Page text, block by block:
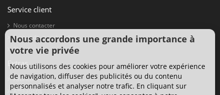
Service client
Nous contacter
Retour de marchandise
Plan du site
Extras
Fabricants
Affiliations
Nous accordons une grande importance à
votre vie privée
Nous utilisons des cookies pour améliorer votre expérience
de navigation, diffuser des publicités ou du contenu
personnalisés et analyser notre trafic. En cliquant sur